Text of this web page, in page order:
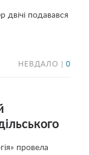
двічі подавався
НЕВДАЛО | 0
провела